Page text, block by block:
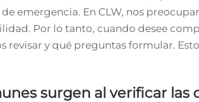
emergencia. En CLW, nos
Por lo tanto, cuando desee
revisar y qué preguntas formular.
surgen al verificar las